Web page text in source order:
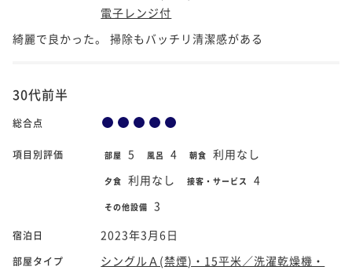
電子レンジ付
綺麗で良かった。 掃除もバッチリ清潔感がある
30代前半
総合点
項目別評価 部屋 5 風呂 4 朝食 利用なし
夕食 利用なし 接客・サービス 4
その他設備 3
宿泊日 2023年3月6日
部屋タイプ
シングルＡ(禁煙)・15平米／洗濯乾燥機・